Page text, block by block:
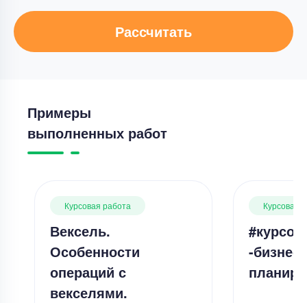
Рассчитать
Примеры
выполненных работ
Курсовая работа
Вексель.
Особенности
операций с
векселями.
Курсовая
-бизнес-